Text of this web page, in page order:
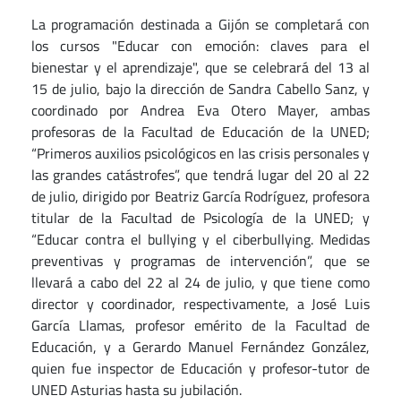
La programación destinada a Gijón se completará con
los cursos "Educar con emoción: claves para el
bienestar y el aprendizaje", que se celebrará del 13 al
15 de julio, bajo la dirección de Sandra Cabello Sanz, y
coordinado por Andrea Eva Otero Mayer, ambas
profesoras de la Facultad de Educación de la UNED;
“Primeros auxilios psicológicos en las crisis personales y
las grandes catástrofes”, que tendrá lugar del 20 al 22
de julio, dirigido por Beatriz García Rodríguez, profesora
titular de la Facultad de Psicología de la UNED; y
“Educar contra el bullying y el ciberbullying. Medidas
preventivas y programas de intervención”, que se
llevará a cabo del 22 al 24 de julio, y que tiene como
director y coordinador, respectivamente, a José Luis
García Llamas, profesor emérito de la Facultad de
Educación, y a Gerardo Manuel Fernández González,
quien fue inspector de Educación y profesor-tutor de
UNED Asturias hasta su jubilación.